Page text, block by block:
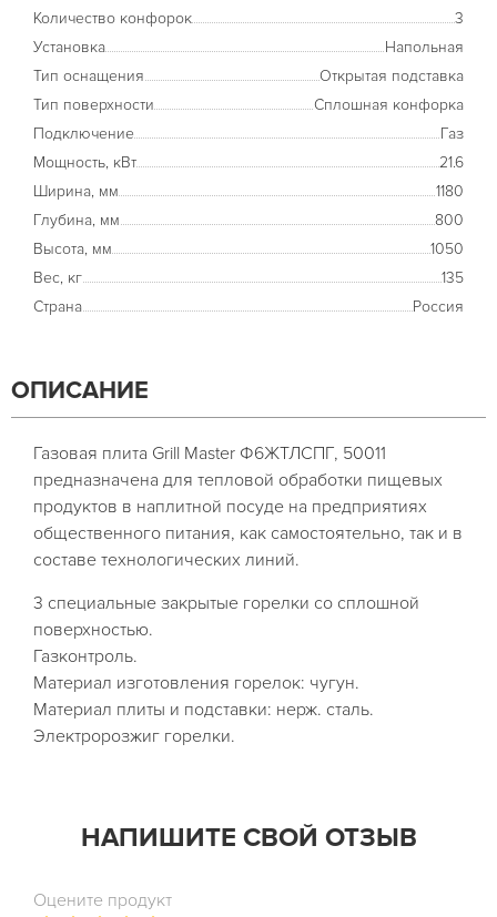
Количество конфорок
3
Установка
Напольная
Тип оснащения
Открытая подставка
Тип поверхности
Сплошная конфорка
Подключение
Газ
Мощность, кВт
21.6
Ширина, мм
1180
Глубина, мм
800
Высота, мм
1050
Вес, кг
135
Страна
Россия
ОПИСАНИЕ
Газовая плита Grill Master Ф6ЖТЛСПГ, 50011
предназначена для тепловой обработки пищевых
продуктов в наплитной посуде на предприятиях
общественного питания, как самостоятельно, так и в
составе технологических линий.
3 специальные закрытые горелки со сплошной
поверхностью.
Газконтроль.
Материал изготовления горелок: чугун.
Материал плиты и подставки: нерж. сталь.
Электророзжиг горелки.
НАПИШИТЕ СВОЙ ОТЗЫВ
Оцените продукт